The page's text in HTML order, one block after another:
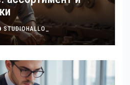
STUDIOHALLO_